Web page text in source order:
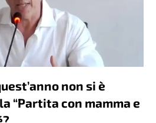
non si è
“Partita con mamma e